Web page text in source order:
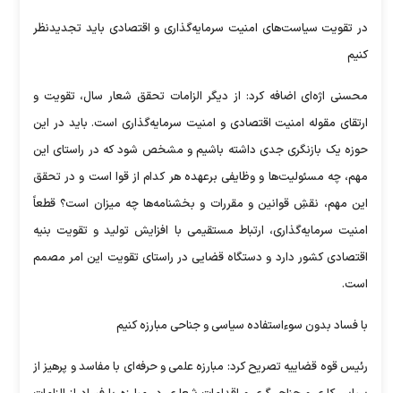
در تقویت سیاست‌های امنیت سرمایه‌گذاری و اقتصادی باید تجدیدنظر
کنیم
محسنی اژه‌ای اضافه کرد: از دیگر الزامات تحقق شعار سال، تقویت و
ارتقای مقوله‌ امنیت اقتصادی و امنیت سرمایه‌گذاری است. باید در این
حوزه یک بازنگری جدی داشته باشیم و مشخص شود که در راستای این
مهم، چه مسئولیت‌ها و وظایفی برعهده هر کدام از قوا است و در تحقق
این مهم، نقشِ قوانین و مقررات و بخشنامه‌ها چه میزان است؟ قطعاً
امنیت سرمایه‌گذاری، ارتباط مستقیمی با افزایش تولید و تقویت بنیه
اقتصادی کشور دارد و دستگاه قضایی در راستای تقویت این امر مصمم
است.
با فساد بدون سوء‌استفاده سیاسی و جناحی مبارزه کنیم
رئیس قوه قضاییه تصریح کرد: مبارزه علمی و حرفه‌ای با مفاسد و پرهیز از